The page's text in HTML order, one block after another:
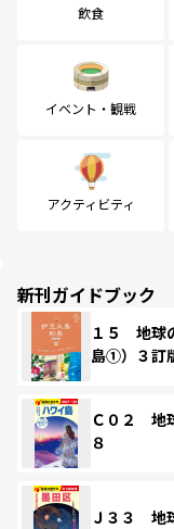
飲食
イベント・観戦
アクティビティ
新刊ガイドブック
１５ 地球
島①）３訂
Ｃ０２ 地
８
Ｊ３３ 地